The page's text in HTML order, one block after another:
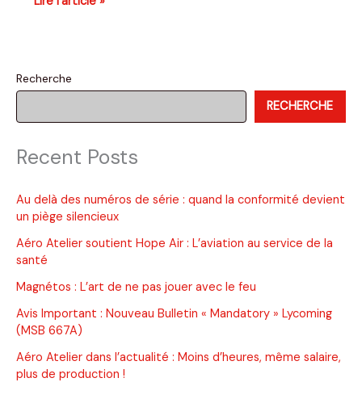
de
l’aviation
depuis
de
ans
Recherche
RECHERCHE
Recent Posts
Au delà des numéros de série : quand la conformité devient
un piège silencieux
Aéro Atelier soutient Hope Air : L’aviation au service de la
santé
Magnétos : L’art de ne pas jouer avec le feu
Avis Important : Nouveau Bulletin « Mandatory » Lycoming
(MSB 667A)
Aéro Atelier dans l’actualité : Moins d’heures, même salaire,
plus de production !